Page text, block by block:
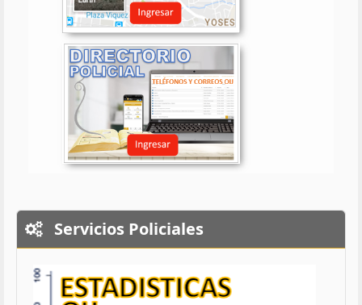
Servicios Policiales